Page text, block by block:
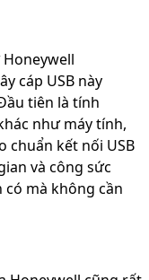
cáp USB này
tiên là tính
như máy tính,
chuẩn kết nối USB
và công sức
mà không cần